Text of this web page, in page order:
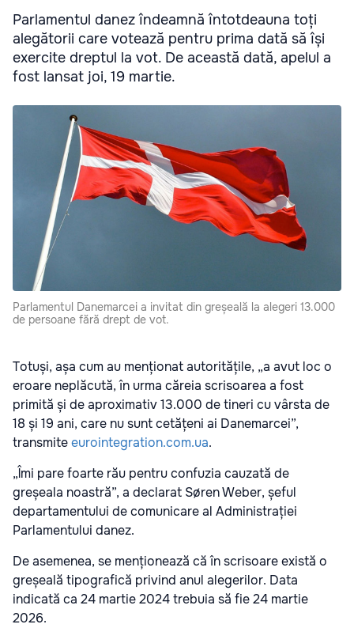
Parlamentul danez îndeamnă întotdeauna toți
alegătorii care votează pentru prima dată să își
exercite dreptul la vot. De această dată, apelul a
fost lansat joi, 19 martie.
Parlamentul Danemarcei a invitat din greșeală la alegeri 13.000
de persoane fără drept de vot.
Totuși, așa cum au menționat autoritățile, „a avut loc o
eroare neplăcută, în urma căreia scrisoarea a fost
primită și de aproximativ 13.000 de tineri cu vârsta de
18 și 19 ani, care nu sunt cetățeni ai Danemarcei”,
transmiteeurointegration.com.ua.
„Îmi pare foarte rău pentru confuzia cauzată de
greșeala noastră”, a declarat Søren Weber, șeful
departamentului de comunicare al Administrației
Parlamentului danez.
De asemenea, se menționează că în scrisoare există o
greșeală tipografică privind anul alegerilor. Data
indicată ca 24 martie 2024 trebuia să fie 24 martie
2026.